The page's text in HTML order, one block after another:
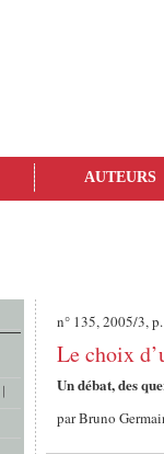
AUTEURS
n° 135, 2005/3,
Le choix
Un débat, des
parBruno